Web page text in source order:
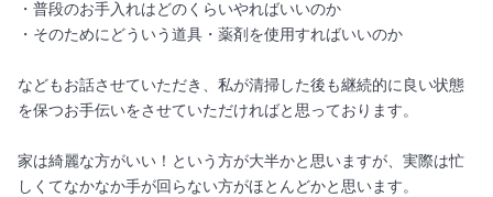
・普段のお手入れはどのくらいやればいいのか
・そのためにどういう道具・薬剤を使用すればいいのか
などもお話させていただき、私が清掃した後も継続的に良い状態
を保つお手伝いをさせていただければと思っております。
家は綺麗な方がいい！という方が大半かと思いますが、実際は忙
しくてなかなか手が回らない方がほとんどかと思います。